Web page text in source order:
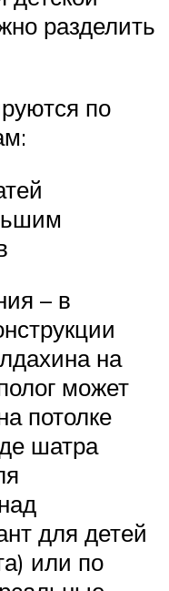
разделить
по
– в
на
может
потолке
шатра
для детей
или по